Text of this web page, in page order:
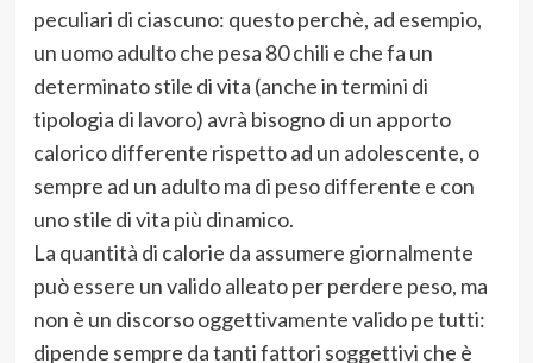
peculiari di ciascuno: questo perchè, ad esempio,
un uomo adulto che pesa 80 chili e che fa un
determinato stile di vita (anche in termini di
tipologia di lavoro) avrà bisogno di un apporto
calorico differente rispetto ad un adolescente, o
sempre ad un adulto ma di peso differente e con
uno stile di vita più dinamico.
La quantità di calorie da assumere giornalmente
può essere un valido alleato per perdere peso, ma
non è un discorso oggettivamente valido pe tutti:
dipende sempre da tanti fattori soggettivi che è